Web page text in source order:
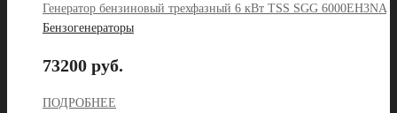
Генератор бензиновый трехфазный 6 кВт TSS SGG 6000EH3NA
Бензогенераторы
73200 руб.
ПОДРОБНЕЕ